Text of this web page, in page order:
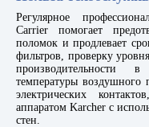
Регулярное
Carrier помогает
поломок и продлевает
фильтров, проверку
производительности
температуры воздушного
электрических
аппаратом Karcher с
стен.